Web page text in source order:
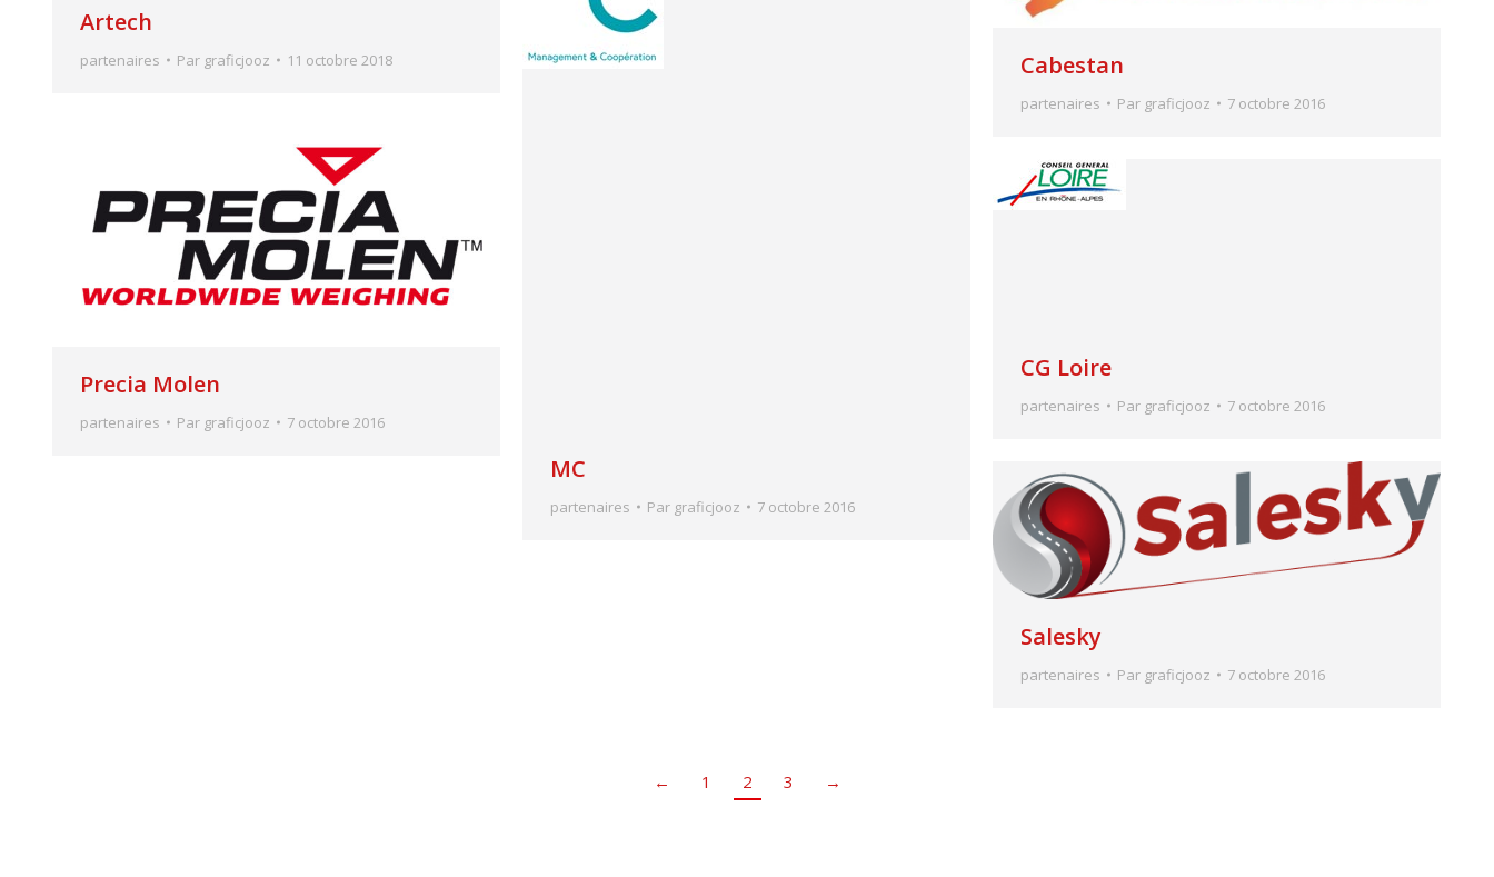
Artech
partenaires Par graficjooz 11 octobre 2018 Cabestan
partenaires Par graficjooz 7 octobre 2016
MC
partenaires Par graficjooz 7 octobre 2016
Precia Molen
partenaires Par graficjooz 7 octobre 2016
CG Loire
partenaires Par graficjooz 7 octobre 2016
Salesky
partenaires Par graficjooz 7 octobre 2016
← 1 2 3 →